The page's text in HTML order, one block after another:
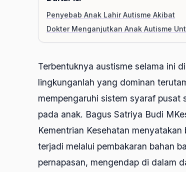
Penyebab Anak Lahir Autisme Akibat
Dokter Menganjutkan Anak Autisme
Terbentuknya austisme selama ini
lingkunganlah yang dominan
mempengaruhi sistem syaraf pusat
pada anak. Bagus Satriya Budi
Kementrian Kesehatan
terjadi melalui pembakaran bahan
pernapasan, mengendap di dalam